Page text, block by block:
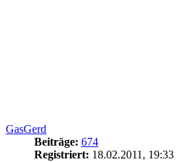
GasGerd
Beiträge: 674
Registriert: 18.02.2011, 19:33